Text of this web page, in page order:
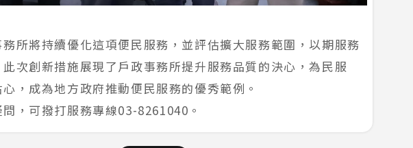
所將持續優化這項便民服務，並評估擴大服務範圍，以期服務
次創新措施展現了戶政事務所提升服務品質的決心，為民服
，成為地方政府推動便民服務的優秀範例。
，可撥打服務專線03-8261040。